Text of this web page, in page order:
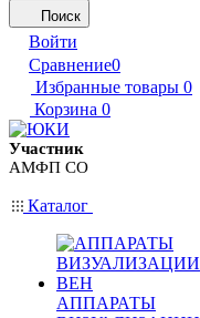
Поиск
Войти
Сравнение0
Избранные товары 0
Корзина 0
Участник
АМФП СО
Каталог
АППАРАТЫ